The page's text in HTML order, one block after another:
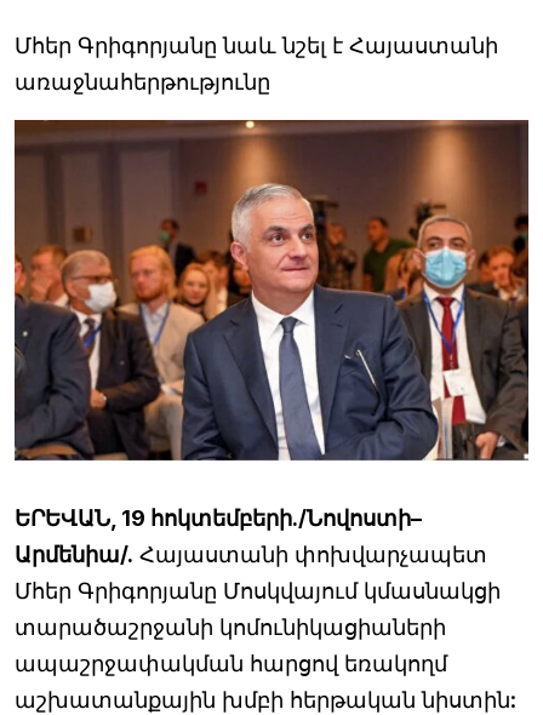
Մհեր Գրիգորյանը նաև նշել է Հայաստանի
առաջնահերթությունը
ԵՐԵՎԱՆ, 19 հոկտեմբերի./Նովոստի–
Արմենիա/. Հայաստանի փոխվարչապետ
Մհեր Գրիգորյանը Մոսկվայում կմասնակցի
տարածաշրջանի կոմունիկացիաների
ապաշրջափակման հարցով եռակողմ
աշխատանքային խմբի հերթական նիստին: